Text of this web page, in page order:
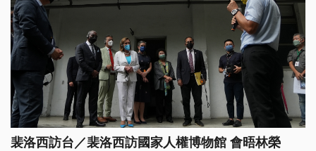
裴洛西訪台／裴洛西訪國家人權博物館 會晤林榮